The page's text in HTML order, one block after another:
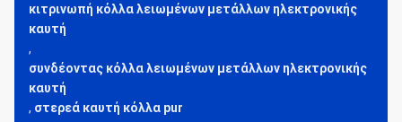
κιτρινωπή κόλλα λειωμένων μετάλλων ηλεκτρονικής
καυτή
,
συνδέοντας κόλλα λειωμένων μετάλλων ηλεκτρονικής
καυτή
, στερεά καυτή κόλλα pur